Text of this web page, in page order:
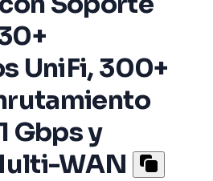
UniFi, 300+
Gbps y
WAN